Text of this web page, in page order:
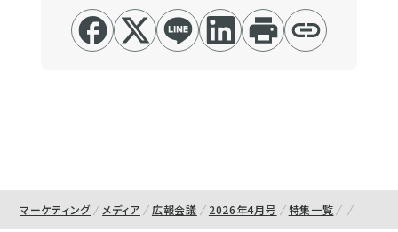
マーケティング メディア 広報会議 2026年4月号 特集一覧